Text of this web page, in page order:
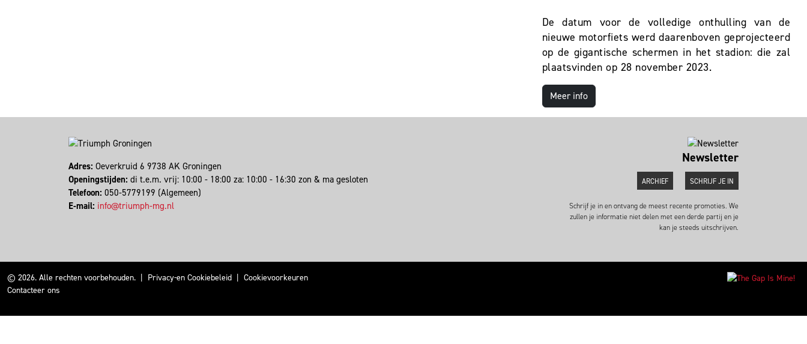
De datum voor de volledige onthulling van de
nieuwe motorfiets werd daarenboven geprojecteerd
op de gigantische schermen in het stadion: die zal
plaatsvinden op 28 november 2023.
Meer info
Adres: Oeverkruid 6 9738 AK Groningen
Openingstijden: di t.e.m. vrij: 10:00 - 18:00 za: 10:00 - 16:30 zon & ma gesloten
Telefoon: 050-5779199 (Algemeen)
E-mail: info@triumph-mg.nl
Newsletter
ARCHIEF SCHRIJF JE IN
Schrijf je in en ontvang de meest recente promoties. We
zullen je informatie niet delen met een derde partij en je
kan je steeds uitschrijven.
© 2026. Alle rechten voorbehouden. Privacy-en Cookiebeleid
Cookievoorkeuren
Contacteer ons